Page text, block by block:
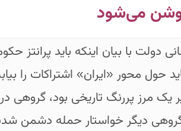
می‌شود
دولت با بیان اینکه باید پرانتز
حول محور «ایران» اشتراکات را
یک مرز پررنگ تاریخی بود،
گروهی دیگر خواستار حمله دشمن